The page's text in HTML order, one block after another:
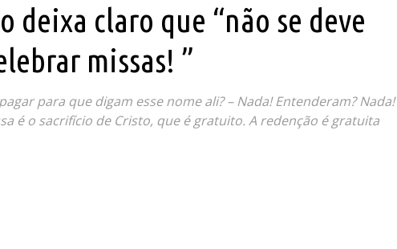
deixa claro que “não se deve
missas! ”
para que digam esse nome ali? – Nada! Entenderam? Nada!
é o sacrifício de Cristo, que é gratuito. A redenção é gratuita